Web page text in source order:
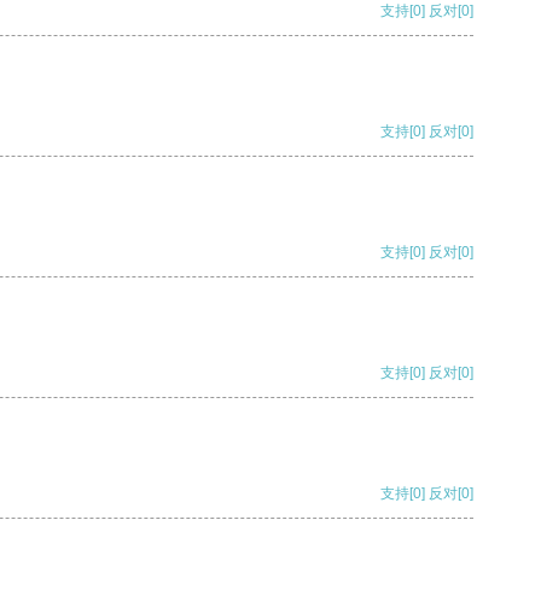
支持[0] 反对[0]
支持[0] 反对[0]
支持[0] 反对[0]
支持[0] 反对[0]
支持[0] 反对[0]